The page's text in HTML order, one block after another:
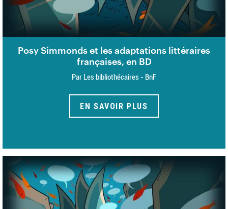
Posy Simmonds et les adaptations littéraires
françaises, en BD
Par Les bibliothécaires - BnF
EN SAVOIR PLUS